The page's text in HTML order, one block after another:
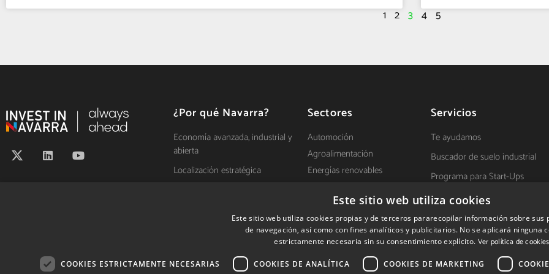
1 2 3 4 5
¿Por qué Navarra?
Economía avanzada, industrial y
abierta
Localización estratégica
Régimen fiscal propio y
Calidad de vida
Sectores
Automoción
Agroalimentación
Energías renovables
Servicios
Te ayudamos
Buscador de suelo industrial
Programa para Start-Ups
Establecimiento de empresas
extranjeras en Navarra
Ayudas a la inversión
Este sitio web utiliza cookies
Este sitio web utiliza cookies propias y de terceros pararecopilar información sobre sus
de navegación, así como con fines analíticos y publicitarios. No se aplicará ninguna
estrictamente necesaria sin su consentimiento explícito. Ver política de cookies
COOKIES ESTRICTAMENTE NECESARIAS COOKIES DE ANALÍTICA COOKIES DE MARKETING